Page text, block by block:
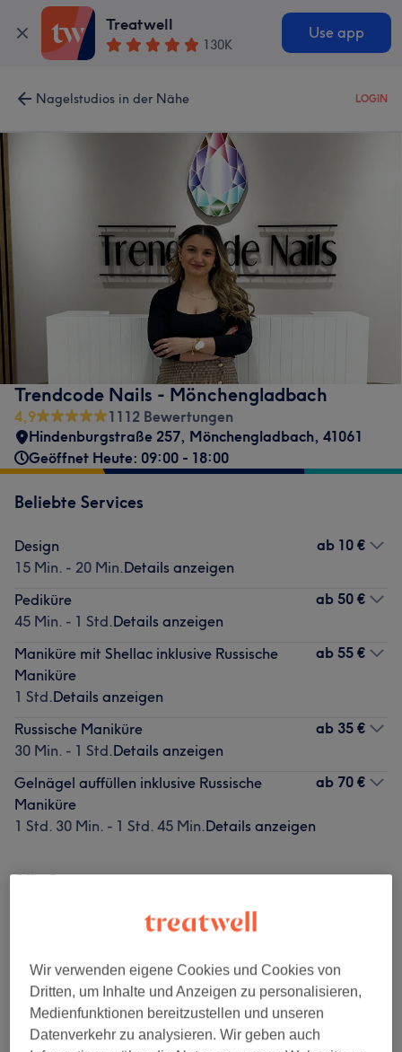
Treatwell
130K
Use app
Nagelstudios in der Nähe LOGIN
Trendcode Nails - Mönchengladbach
4,9
1112 Bewertungen
Hindenburgstraße 257, Mönchengladbach, 41061
Geöffnet Heute: 09:00 - 18:00
Beliebte Services
Design
15 Min. - 20 Min.Details anzeigen
ab 10 €
Pediküre
45 Min. - 1 Std.Details anzeigen
ab 50 €
Maniküre mit Shellac inklusive Russische
Maniküre
1 Std.Details anzeigen
ab 55 €
Russische Maniküre
30 Min. - 1 Std.Details anzeigen
ab 35 €
Gelnägel auffüllen inklusive Russische
Maniküre
1 Std. 30 Min. - 1 Std. 45 Min.Details anzeigen
ab 70 €
Alle Services
Maniküre & Pediküre (6) ab 7 €
Unsere Arbeit
Wir verwenden eigene Cookies und Cookies von
Dritten, um Inhalte und Anzeigen zu personalisieren,
Medienfunktionen bereitzustellen und unseren
Datenverkehr zu analysieren. Wir geben auch